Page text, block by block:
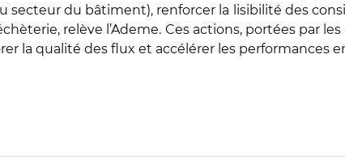
du bâtiment), renforcer la lisibilité des
relève l’Ademe. Ces actions, portées par
la qualité des flux et accélérer les performances